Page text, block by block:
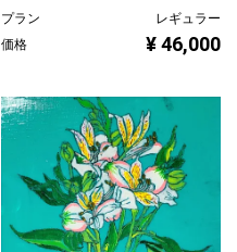
プラン
レギュラー
価格
¥ 46,000